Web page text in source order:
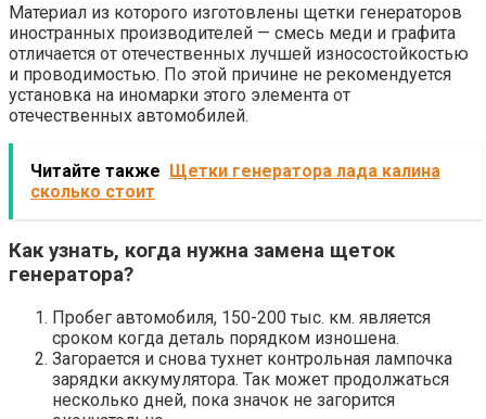
Материал из которого изготовлены щетки генераторов
иностранных производителей — смесь меди и графита
отличается от отечественных лучшей износостойкостью
и проводимостью. По этой причине не рекомендуется
установка на иномарки этого элемента от
отечественных автомобилей.
Читайте также Щетки генератора лада калина
сколько стоит
Как узнать, когда нужна замена щеток
генератора?
Пробег автомобиля, 150-200 тыс. км. является
сроком когда деталь порядком изношена.
Загорается и снова тухнет контрольная лампочка
зарядки аккумулятора. Так может продолжаться
несколько дней, пока значок не загорится